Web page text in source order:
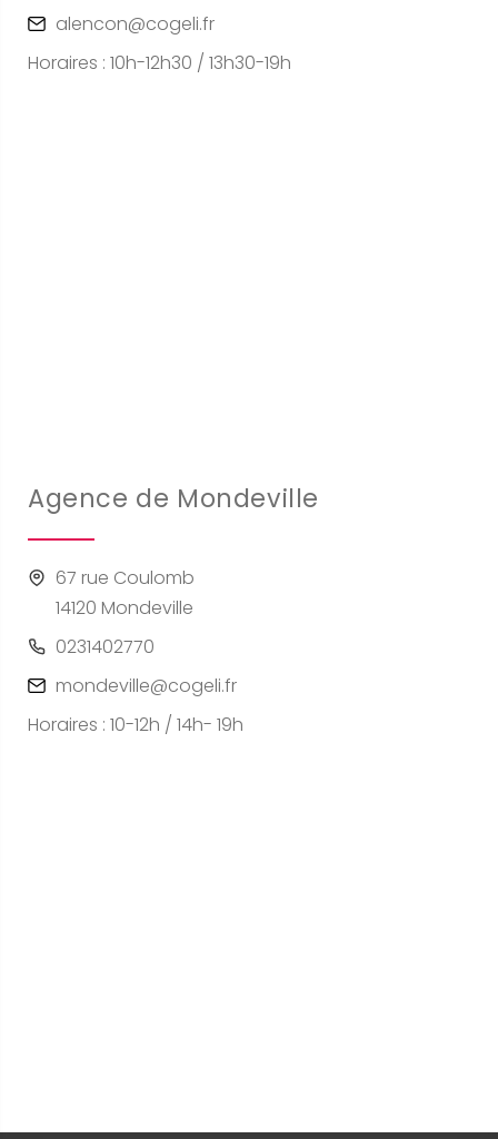
alencon@cogeli.fr
Horaires : 10h-12h30 / 13h30-19h
Agence de Mondeville
67 rue Coulomb
14120 Mondeville
0231402770
mondeville@cogeli.fr
Horaires : 10-12h / 14h- 19h